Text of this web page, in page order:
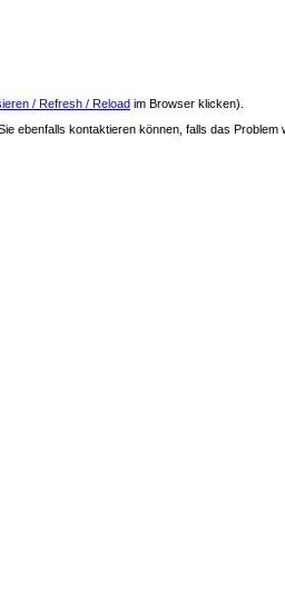
/ Refresh / Reload im Browser klicken).
ebenfalls kontaktieren können, falls das Problem